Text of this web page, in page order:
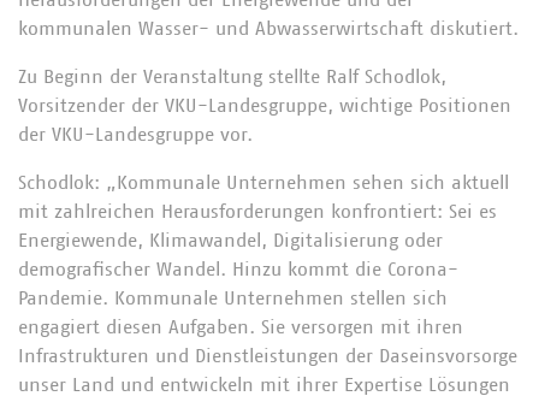
kommunalen Wasser- und Abwasserwirtschaft diskutiert.
Zu Beginn der Veranstaltung stellte Ralf Schodlok,
Vorsitzender der VKU-Landesgruppe, wichtige Positionen
der VKU-Landesgruppe vor.
Schodlok: „Kommunale Unternehmen sehen sich aktuell
mit zahlreichen Herausforderungen konfrontiert: Sei es
Energiewende, Klimawandel, Digitalisierung oder
demografischer Wandel. Hinzu kommt die Corona-
Pandemie. Kommunale Unternehmen stellen sich
engagiert diesen Aufgaben. Sie versorgen mit ihren
Infrastrukturen und Dienstleistungen der Daseinsvorsorge
unser Land und entwickeln mit ihrer Expertise Lösungen